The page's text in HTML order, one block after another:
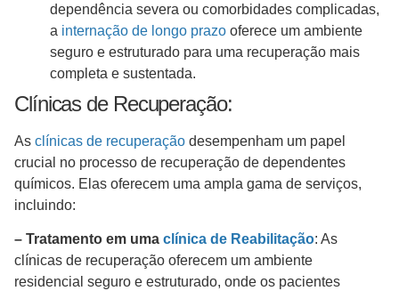
dependência severa ou comorbidades complicadas,
a internação de longo prazo oferece um ambiente
seguro e estruturado para uma recuperação mais
completa e sustentada.
Clínicas de Recuperação:
As clínicas de recuperação desempenham um papel
crucial no processo de recuperação de dependentes
químicos. Elas oferecem uma ampla gama de serviços,
incluindo:
– Tratamento em uma clínica de Reabilitação: As
clínicas de recuperação oferecem um ambiente
residencial seguro e estruturado, onde os pacientes